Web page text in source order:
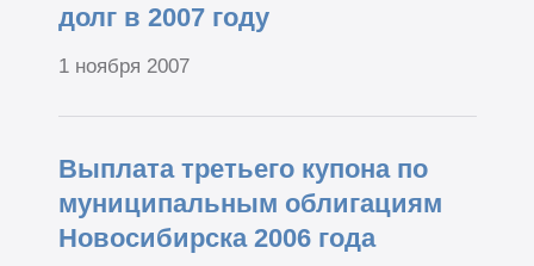
долг в 2007 году
1 ноября 2007
Выплата третьего купона по
муниципальным облигациям
Новосибирска 2006 года